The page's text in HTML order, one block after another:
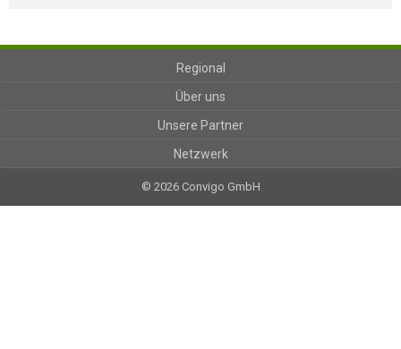
Regional
Über uns
Unsere Partner
Netzwerk
© 2026 Convigo GmbH